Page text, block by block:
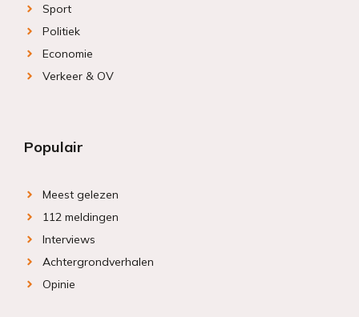
Sport
Politiek
Economie
Verkeer & OV
Populair
Meest gelezen
112 meldingen
Interviews
Achtergrondverhalen
Opinie